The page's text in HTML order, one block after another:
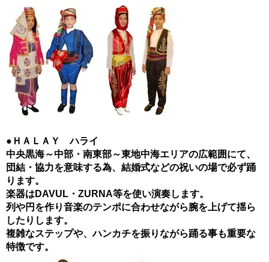
●ＨＡＬＡＹ ハライ
中央黒海～中部・南東部～東地中海エリアの広範囲にて、
団結・協力を意味する為、結婚式などの祝いの場で必ず踊
ります。
楽器はDAVUL・ZURNA等を使い演奏します。
列や円を作り音楽のテンポに合わせながら腕を上げて揺ら
したりします。
複雑なステップや、ハンカチを振りながら踊る事も重要な
特徴です。